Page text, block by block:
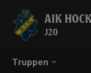
Truppen
AIK
J20